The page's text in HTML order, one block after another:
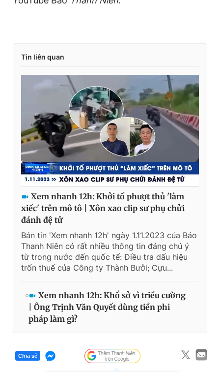
Tin liên quan
Xem nhanh 12h: Khởi tố phượt thủ 'làm
xiếc' trên mô tô | Xôn xao clip sư phụ chửi
đánh đệ tử
Bản tin 'Xem nhanh 12h' ngày 1.11.2023 của Báo
Thanh Niên có rất nhiều thông tin đáng chú ý
từ trong nước đến quốc tế: Điều tra dấu hiệu
trốn thuế của Công ty Thành Bưởi; Cựu...
Xem nhanh 12h: Khổ sở vì triều cường
| Ông Trịnh Văn Quyết dùng tiền phi
pháp làm gì?
Chia sẻ